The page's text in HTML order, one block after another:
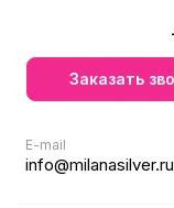
Заказать
E-mail
info@milanasilver.ru